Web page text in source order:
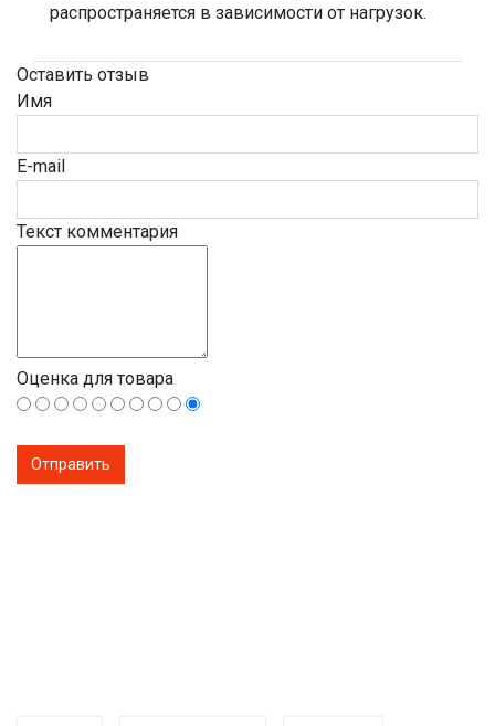
распространяется в зависимости от нагрузок.
Оставить отзыв
Имя
E-mail
Текст комментария
Оценка для товара